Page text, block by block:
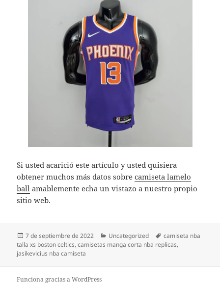
Si usted acarició este artículo y usted quisiera
obtener muchos más datos sobrecamiseta lamelo
ball amablemente echa un vistazo a nuestro propio
sitio web.
Publicado
el
7 de septiembre de 2022 Categorías
Uncategorized Etiquetas
camiseta nba
talla xs boston celtics,camisetas manga corta nba replicas,
jasikevicius nba camiseta
Funciona gracias a WordPress